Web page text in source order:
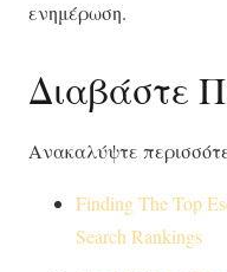
ενημέρωση.
Διαβάστε
Ανακαλύψτε
Finding The Top
Search Rankings